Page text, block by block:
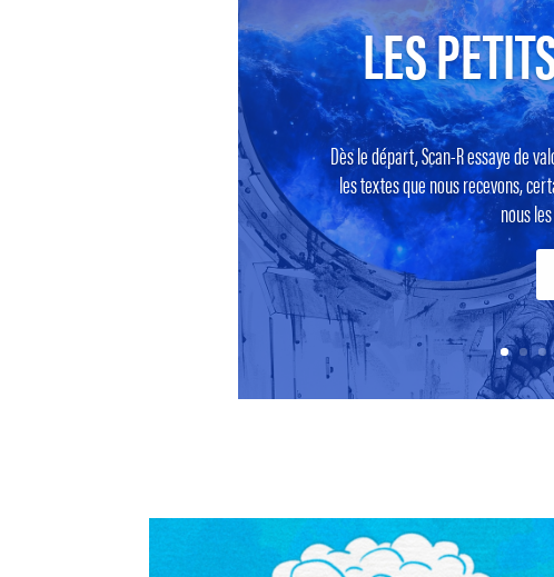
LES
Dès le départ, Scan-R essaye de
les textes que nous recevons,
nous